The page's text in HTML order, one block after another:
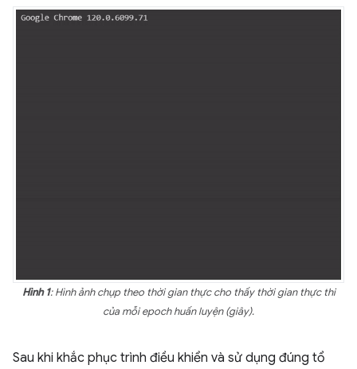
Hình 1: Hình ảnh chụp theo thời gian thực cho thấy thời gian thực thi
của mỗi epoch huấn luyện (giây).
Sau khi khắc phục trình điều khiển và sử dụng đúng tổ